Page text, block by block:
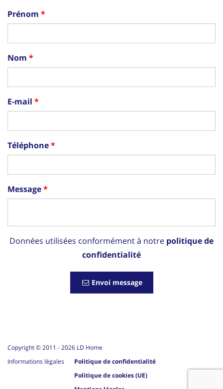
Prénom
Nom
E-mail
Téléphone
Message
Données utilisées conformément à notre politique de
confidentialité
Envoi message
Copyright © 2011 -2026 LD Home
Informations légales
Politique de confidentialité
Politique de cookies (UE)